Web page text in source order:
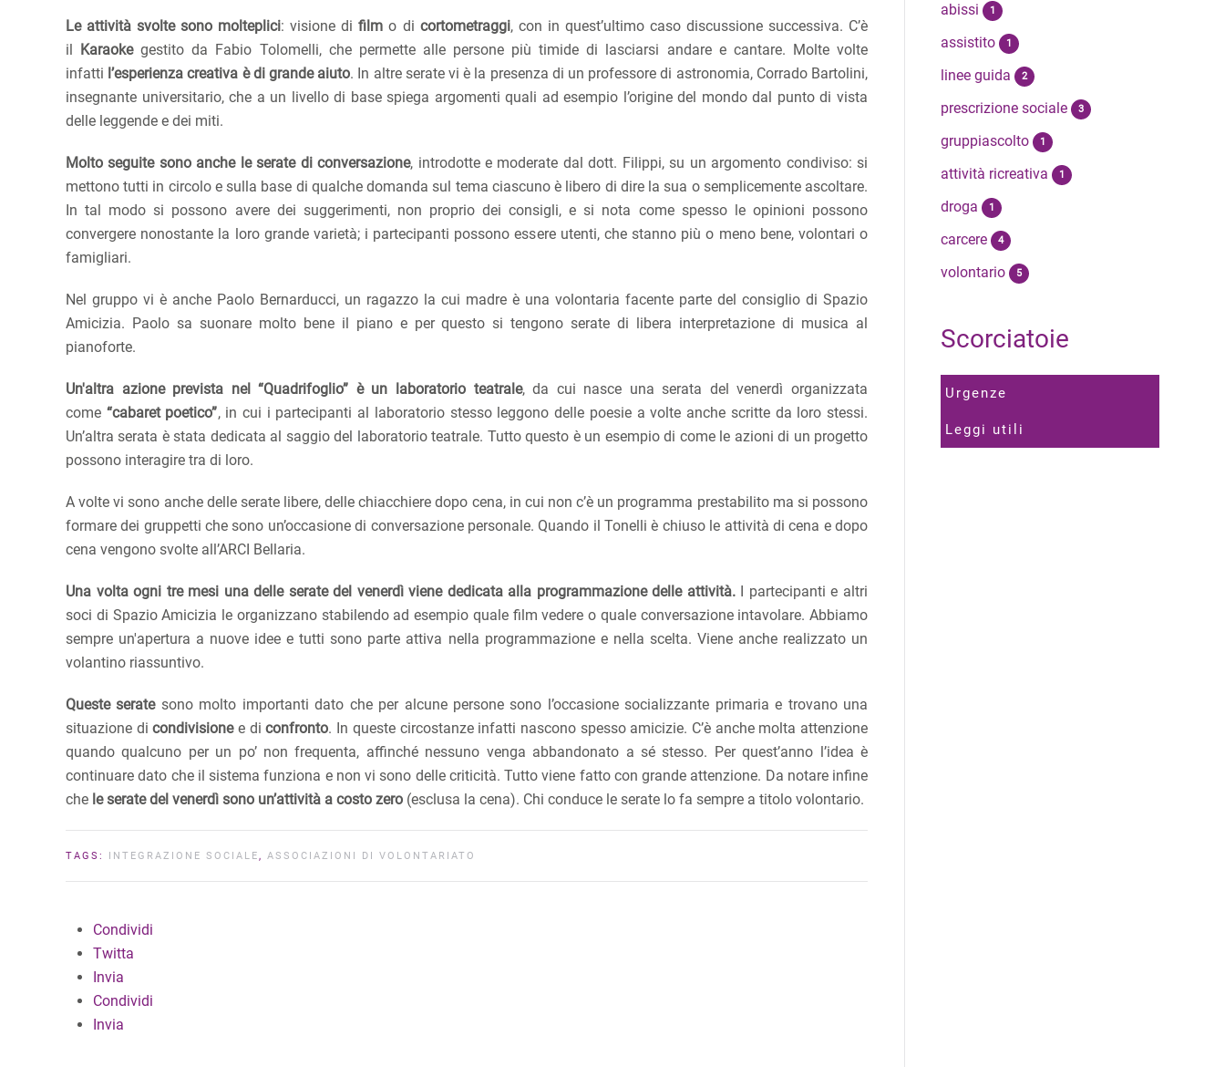
Le attività svolte sono molteplici: visione difilm o di cortometraggi, con in quest’ultimo caso discussione successiva. C’è
il Karaokegestito da Fabio Tolomelli, che permette alle persone più timide di lasciarsi andare e cantare. Molte volte
infatti l’esperienza creativa è di grande aiuto. In altre serate vi è la presenza di un professore di astronomia, Corrado Bartolini,
insegnante universitario, che a un livello di base spiega argomenti quali ad esempio l’origine del mondo dal punto di vista
delle leggende e dei miti.
Molto seguite sono anche le serate di conversazione, introdotte e moderate dal dott. Filippi, su un argomento condiviso: si
mettono tutti in circolo e sulla base di qualche domanda sul tema ciascuno è libero di dire la sua o semplicemente ascoltare.
In tal modo si possono avere dei suggerimenti, non proprio dei consigli, e si nota come spesso le opinioni possono
convergere nonostante la loro grande varietà; i partecipanti possono essere utenti, che stanno più o meno bene, volontari o
famigliari.
Nel gruppo vi è anche Paolo Bernarducci, un ragazzo la cui madre è una volontaria facente parte del consiglio di Spazio
Amicizia. Paolo sa suonare molto bene il piano e per questo si tengono serate di libera interpretazione di musica al
pianoforte.
Un'altra azione prevista nel “Quadrifoglio” è un laboratorio teatrale, da cui nasce una serata del venerdì organizzata
come “cabaret poetico”, in cui i partecipanti al laboratorio stesso leggono delle poesie a volte anche scritte da loro stessi.
Un’altra serata è stata dedicata al saggio del laboratorio teatrale. Tutto questo è un esempio di come le azioni di un progetto
possono interagire tra di loro.
A volte vi sono anche delle serate libere, delle chiacchiere dopo cena, in cui non c’è un programma prestabilito ma si possono
formare dei gruppetti che sono un’occasione di conversazione personale. Quando il Tonelli è chiuso le attività di cena e dopo
cena vengono svolte all’ARCI Bellaria.
Una volta ogni tre mesi una delle serate del venerdì viene dedicata alla programmazione delle attività.I partecipanti e altri
soci di Spazio Amicizia le organizzano stabilendo ad esempio quale film vedere o quale conversazione intavolare. Abbiamo
sempre un'apertura a nuove idee e tutti sono parte attiva nella programmazione e nella scelta. Viene anche realizzato un
volantino riassuntivo.
Queste seratesono molto importanti dato che per alcune persone sono l’occasione socializzante primaria e trovano una
situazione di condivisionee diconfronto. In queste circostanze infatti nascono spesso amicizie. C’è anche molta attenzione
quando qualcuno per un po’ non frequenta, affinché nessuno venga abbandonato a sé stesso. Per quest’anno l’idea è
continuare dato che il sistema funziona e non vi sono delle criticità. Tutto viene fatto con grande attenzione. Da notare infine
che le serate del venerdì sono un’attività a costo zero (esclusa la cena). Chi conduce le serate lo fa sempre a titolo volontario.
TAGS: INTEGRAZIONE SOCIALE, ASSOCIAZIONI DI VOLONTARIATO
Condividi
Twitta
Invia
Condividi
Invia
abissi 1
assistito 1
linee guida 2
prescrizione sociale 3
gruppiascolto 1
attività ricreativa 1
droga 1
carcere 4
volontario 5
Scorciatoie
Urgenze
Leggi utili